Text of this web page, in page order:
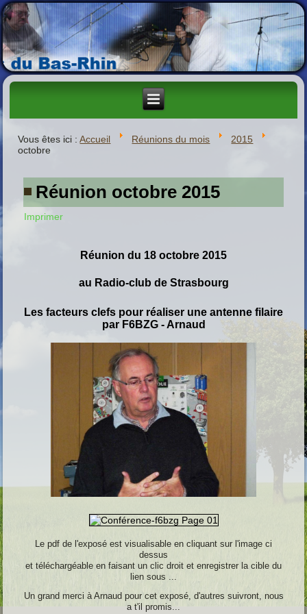
Vous êtes ici :Accueil Réunions du mois
2015
octobre
Réunion octobre 2015
Imprimer
Réunion du 18 octobre 2015
au Radio-club de Strasbourg
Les facteurs clefs pour réaliser une antenne filaire
par F6BZG - Arnaud
Le pdf de l'exposé est visualisable en cliquant sur l'image ci
dessus
et téléchargéable en faisant un clic droit et enregistrer la cible du
lien sous ...
Un grand merci à Arnaud pour cet exposé, d'autres suivront, nous
a t'il promis...